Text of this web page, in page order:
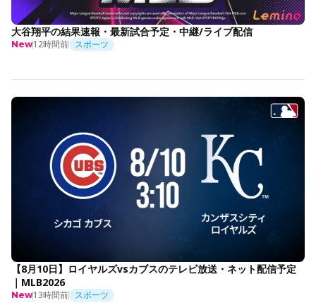
大谷翔平の結果速報・最新試合予定・中継/ライブ配信
New12時間前 スポーツ
【8月10日】ロイヤルズvsカブスのテレビ放送・ネット配信予定
｜MLB2026
New13時間前 スポーツ